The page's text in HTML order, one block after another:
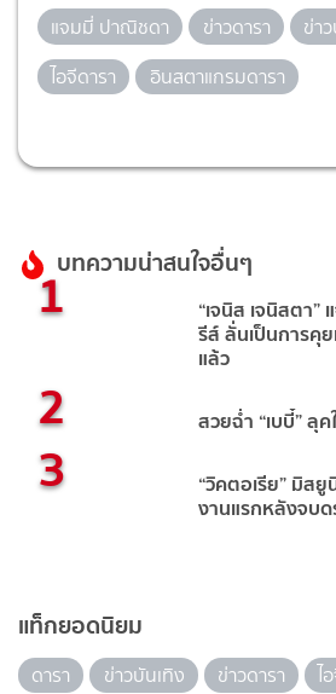
แจมมี่ ปาณิชดา
ข่าวดารา
ข่า
ไอจีดารา
อินสตาแกรมดารา
บทความน่าสนใจอื่นๆ
1 “เจนิส เจนิสตา
รีส์ ลั่นเป็นการคุ
แล้ว
2 สวยฉ่ำ “เบบี๋” ลุ
3 “วิคตอเรีย” มิส
งานแรกหลังจบด
แท็กยอดนิยม
ดารา ข่าวบันเทิง ข่าวดารา
ไ